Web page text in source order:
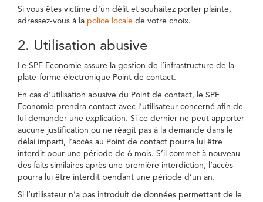
Si vous êtes victime d’un délit et souhaitez porter plainte,
adressez-vous à la police locale de votre choix.
2. Utilisation abusive
Le SPF Economie assure la gestion de l’infrastructure de la
plate-forme électronique Point de contact.
En cas d’utilisation abusive du Point de contact, le SPF
Economie prendra contact avec l’utilisateur concerné afin de
lui demander une explication. Si ce dernier ne peut apporter
aucune justification ou ne réagit pas à la demande dans le
délai imparti, l’accès au Point de contact pourra lui être
interdit pour une période de 6 mois. S’il commet à nouveau
des faits similaires après une première interdiction, l’accès
pourra lui être interdit pendant une période d’un an.
Si l’utilisateur n’a pas introduit de données permettant de le